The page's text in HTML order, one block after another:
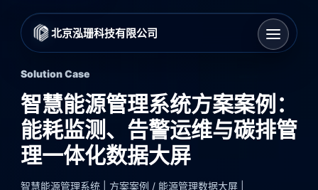
北京泓珊科技有限公司
Solution Case
智慧能源管理系统方案案例：
能耗监测、告警运维与碳排管
理一体化数据大屏
智慧能源管理系统 | 方案案例 / 能源管理数据大屏 |